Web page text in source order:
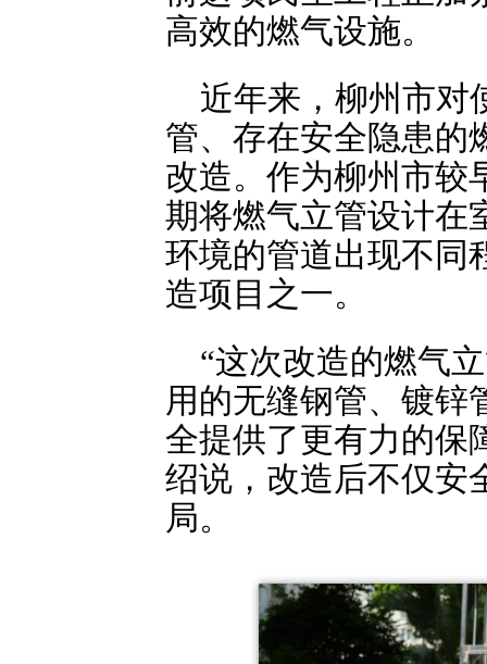
高效的燃气设施。
近年来，柳州市对
管、存在安全隐患的
改造。作为柳州市较
期将燃气立管设计在
环境的管道出现不同
造项目之一。
“这次改造的燃气
用的无缝钢管、镀锌
全提供了更有力的保
绍说，改造后不仅安
局。